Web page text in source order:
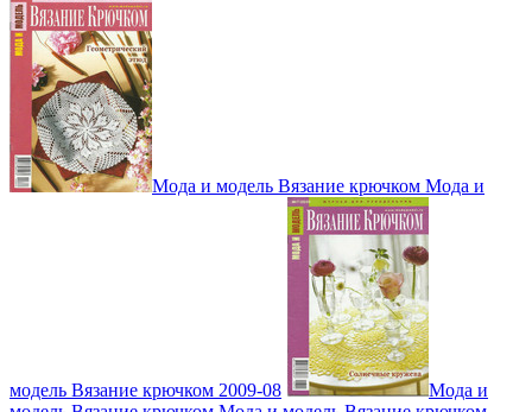
Мода и модель Вязание крючком Мода и
модель Вязание крючком 2009-08
Мода и